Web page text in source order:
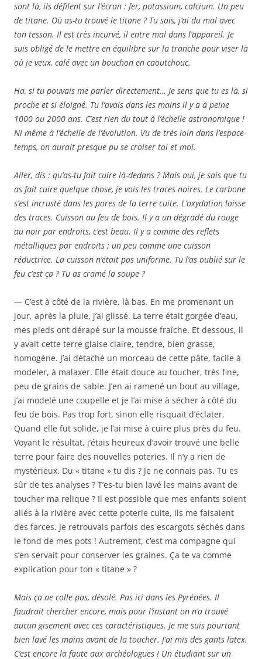
sont là, ils défilent sur l’écran : fer, potassium, calcium. Un peu
de titane. Où as-tu trouvé le titane ? Tu sais, j’ai du mal avec
ton tesson. Il est très incurvé, il entre mal dans l’appareil. Je
suis obligé de le mettre en équilibre sur la tranche pour viser là
où je veux, calé avec un bouchon en caoutchouc.
Ha, si tu pouvais me parler directement… Je sens que tu es là, si
proche et si éloigné. Tu l’avais dans les mains il y a à peine
1000 ou 2000 ans. C’est rien du tout à l’échelle astronomique !
Ni même à l’échelle de l’évolution. Vu de très loin dans l’espace-
temps, on aurait presque pu se croiser toi et moi.
Aller, dis : qu’as-tu fait cuire là-dedans ? Mais oui, je sais que tu
as fait cuire quelque chose, je vois les traces noires. Le carbone
s’est incrusté dans les pores de la terre cuite. L’oxydation laisse
des traces. Cuisson au feu de bois. Il y a un dégradé du rouge
au noir par endroits, c’est beau. Il y a comme des reflets
métalliques par endroits ; un peu comme une cuisson
réductrice. La cuisson n’était pas uniforme. Tu l’as oublié sur le
feu c’est ça ? Tu as cramé la soupe ?
— C’est à côté de la rivière, là bas. En me promenant un
jour, après la pluie, j’ai glissé. La terre était gorgée d’eau,
mes pieds ont dérapé sur la mousse fraîche. Et dessous, il
y avait cette terre glaise claire, tendre, bien grasse,
homogène. J’ai détaché un morceau de cette pâte, facile à
modeler, à malaxer. Elle était douce au toucher, très fine,
peu de grains de sable. J’en ai ramené un bout au village,
j’ai modelé une coupelle et je l’ai mise à sécher à côté du
feu de bois. Pas trop fort, sinon elle risquait d’éclater.
Quand elle fut solide, je l’ai mise à cuire plus près du feu.
Voyant le résultat, j’étais heureux d’avoir trouvé une belle
terre pour faire des nouvelles poteries. Il n’y a rien de
mystérieux. Du « titane » tu dis ? Je ne connais pas. Tu es
sûr de tes analyses ? T’es-tu bien lavé les mains avant de
toucher ma relique ? Il est possible que mes enfants soient
allés à la rivière avec cette poterie cuite, ils me faisaient
des farces. Je retrouvais parfois des escargots séchés dans
le fond de mes pots ! Autrement, c’est ma compagne qui
s’en servait pour conserver les graines. Ça te va comme
explication pour ton « titane » ?
Mais ça ne colle pas, désolé. Pas ici dans les Pyrénées. Il
faudrait chercher encore, mais pour l’instant on n’a trouvé
aucun gisement avec ces caractéristiques. Je me suis pourtant
bien lavé les mains avant de la toucher. J’ai mis des gants latex.
C’est encore la faute aux archéologues ! Un étudiant sur un